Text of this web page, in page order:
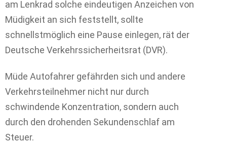
am Lenkrad solche eindeutigen Anzeichen von
Müdigkeit an sich feststellt, sollte
schnellstmöglich eine Pause einlegen, rät der
Deutsche Verkehrssicherheitsrat (DVR).
Müde Autofahrer gefährden sich und andere
Verkehrsteilnehmer nicht nur durch
schwindende Konzentration, sondern auch
durch den drohenden Sekundenschlaf am
Steuer.